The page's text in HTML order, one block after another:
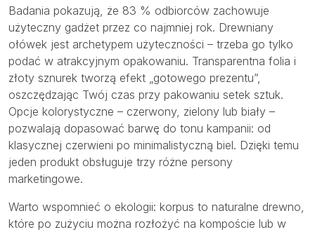
Badania pokazują, że 83 % odbiorców zachowuje
użyteczny gadżet przez co najmniej rok. Drewniany
ołówek jest archetypem użyteczności – trzeba go tylko
podać w atrakcyjnym opakowaniu. Transparentna folia i
złoty sznurek tworzą efekt „gotowego prezentu”,
oszczędzając Twój czas przy pakowaniu setek sztuk.
Opcje kolorystyczne – czerwony, zielony lub biały –
pozwalają dopasować barwę do tonu kampanii: od
klasycznej czerwieni po minimalistyczną biel. Dzięki temu
jeden produkt obsługuje trzy różne persony
marketingowe.
Warto wspomnieć o ekologii: korpus to naturalne drewno,
które po zużyciu można rozłożyć na kompoście lub w